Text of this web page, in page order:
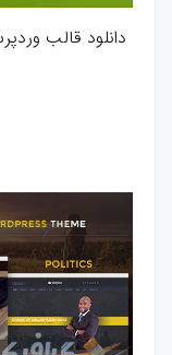
ترفند-ایلوستریتور